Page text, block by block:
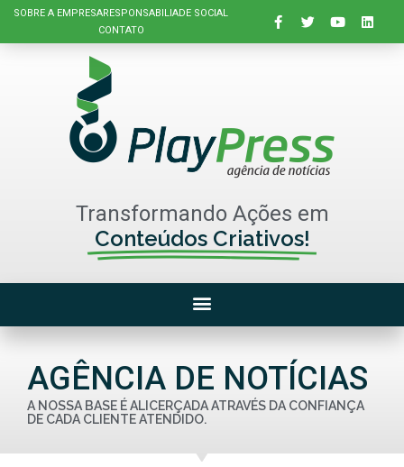
SOBRE A EMPRESARESPONSABILIADE SOCIAL
CONTATO
Transformando Ações em
Conteúdos Criativos!
AGÊNCIA DE NOTÍCIAS
A NOSSA BASE É ALICERÇADA ATRAVÉS DA CONFIANÇA
DE CADA CLIENTE ATENDIDO.